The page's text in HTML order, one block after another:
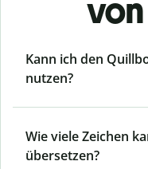
Kann ich den
nutzen?
Wie viele Zeichen
übersetzen?